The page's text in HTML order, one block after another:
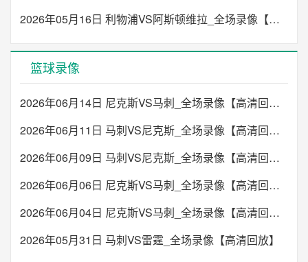
2026年05月16日 利物浦VS阿斯顿维拉_全场录像【高清回放】
篮球录像
2026年06月14日 尼克斯VS马刺_全场录像【高清回放】
2026年06月11日 马刺VS尼克斯_全场录像【高清回放】
2026年06月09日 马刺VS尼克斯_全场录像【高清回放】
2026年06月06日 尼克斯VS马刺_全场录像【高清回放】
2026年06月04日 尼克斯VS马刺_全场录像【高清回放】
2026年05月31日 马刺VS雷霆_全场录像【高清回放】